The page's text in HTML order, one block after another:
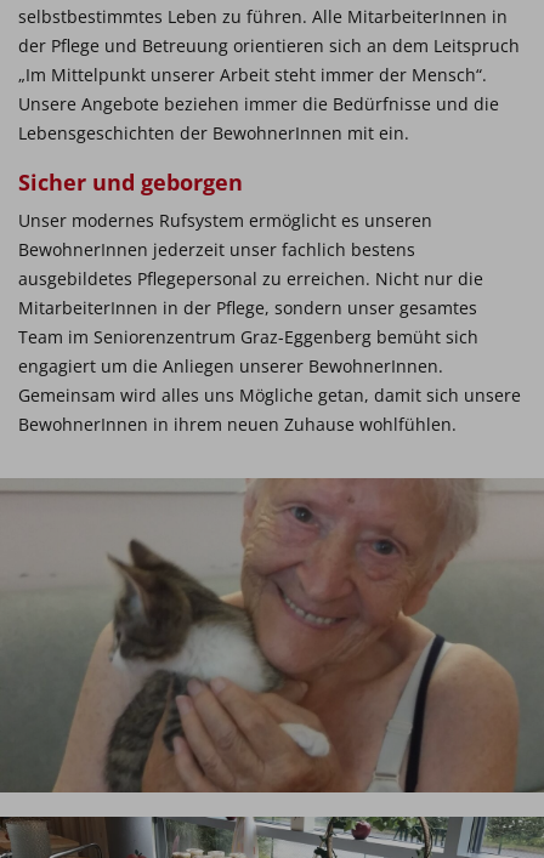
selbstbestimmtes Leben zu führen. Alle MitarbeiterInnen in
der Pflege und Betreuung orientieren sich an dem Leitspruch
„Im Mittelpunkt unserer Arbeit steht immer der Mensch“.
Unsere Angebote beziehen immer die Bedürfnisse und die
Lebensgeschichten der BewohnerInnen mit ein.
Sicher und geborgen
Unser modernes Rufsystem ermöglicht es unseren
BewohnerInnen jederzeit unser fachlich bestens
ausgebildetes Pflegepersonal zu erreichen. Nicht nur die
MitarbeiterInnen in der Pflege, sondern unser gesamtes
Team im Seniorenzentrum Graz-Eggenberg bemüht sich
engagiert um die Anliegen unserer BewohnerInnen.
Gemeinsam wird alles uns Mögliche getan, damit sich unsere
BewohnerInnen in ihrem neuen Zuhause wohlfühlen.